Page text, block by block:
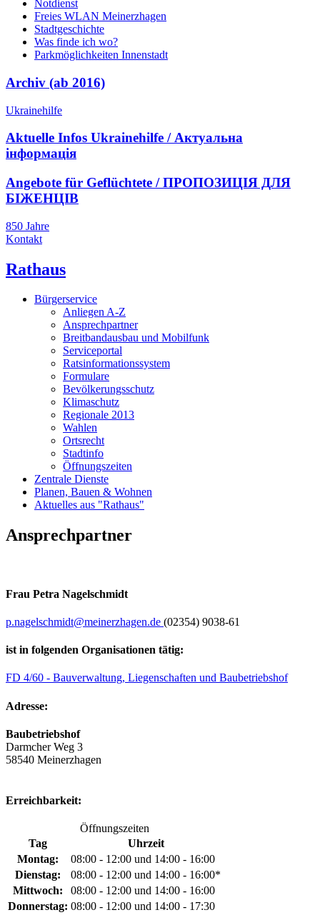
Notdienst
Freies WLAN Meinerzhagen
Stadtgeschichte
Was finde ich wo?
Parkmöglichkeiten Innenstadt
Archiv (ab 2016)
Ukrainehilfe
Aktuelle Infos Ukrainehilfe / Актуальна
інформація
Angebote für Geflüchtete / ПРОПОЗИЦІЯ ДЛЯ
БІЖЕНЦІВ
850 Jahre
Kontakt
Rathaus
Bürgerservice
Anliegen A-Z
Ansprechpartner
Breitbandausbau und Mobilfunk
Serviceportal
Ratsinformationssystem
Formulare
Bevölkerungsschutz
Klimaschutz
Regionale 2013
Wahlen
Ortsrecht
Stadtinfo
Öffnungszeiten
Zentrale Dienste
Planen, Bauen & Wohnen
Aktuelles aus "Rathaus"
Ansprechpartner
Frau Petra Nagelschmidt
p.nagelschmidt@​meinerzhagen.de (02354) 9038-61
ist in folgenden Organisationen tätig:
FD 4/60 - Bauverwaltung, Liegenschaften und Baubetriebshof
Adresse:
Baubetriebshof
Darmcher Weg 3
58540 Meinerzhagen
Erreichbarkeit:
Öffnungszeiten
Tag
Uhrzeit
Montag:
08:00 - 12:00 und 14:00 - 16:00
Dienstag:
08:00 - 12:00 und 14:00 - 16:00*
Mittwoch:
08:00 - 12:00 und 14:00 - 16:00
Donnerstag: 08:00 - 12:00 und 14:00 - 17:30